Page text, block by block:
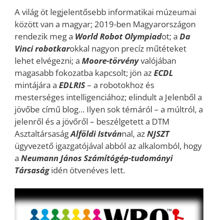
A világ öt legjelentősebb informatikai múzeumai
között van a magyar; 2019-ben Magyarországon
rendezik meg a World Robot Olympiadot; a Da
Vinci robotkarokkal nagyon precíz műtéteket
lehet elvégezni; a Moore-törvényvalójában
magasabb fokozatba kapcsolt; jön azECDL
mintájára a EDLRIS– a robotokhoz és
mesterséges intelligenciához; elindult a Jelenből a
jövőbe című blog… Ilyen sok témáról – a múltról, a
jelenről és a jövőről – beszélgetett a DTM
AsztaltársaságAlföldi Istvánnal, azNJSZT
ügyvezető igazgatójával abból az alkalomból, hogy
a Neumann János Számítógép-tudományi
Társaságidén ötvenéves lett.